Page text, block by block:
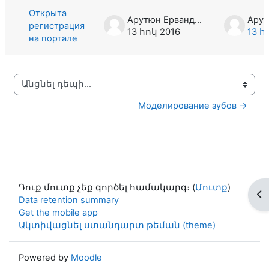
Открыта
регистрация
на портале
Арутюн Ервандян
13 հոկ 2016
13
Անցնել դեպի...
Моделирование зубов →
Դուք մուտք չեք գործել համակարգ։ (Մուտք)
Data retention summary
Get the mobile app
Ակտիվացնել ստանդարտ թեման (theme)
Powered by Moodle